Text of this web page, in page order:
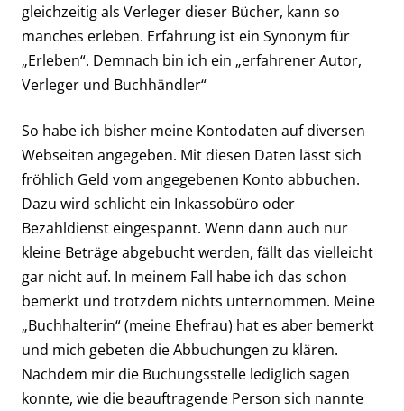
gleichzeitig als Verleger dieser Bücher, kann so
manches erleben. Erfahrung ist ein Synonym für
„Erleben“. Demnach bin ich ein „erfahrener Autor,
Verleger und Buchhändler“
So habe ich bisher meine Kontodaten auf diversen
Webseiten angegeben. Mit diesen Daten lässt sich
fröhlich Geld vom angegebenen Konto abbuchen.
Dazu wird schlicht ein Inkassobüro oder
Bezahldienst eingespannt. Wenn dann auch nur
kleine Beträge abgebucht werden, fällt das vielleicht
gar nicht auf. In meinem Fall habe ich das schon
bemerkt und trotzdem nichts unternommen. Meine
„Buchhalterin“ (meine Ehefrau) hat es aber bemerkt
und mich gebeten die Abbuchungen zu klären.
Nachdem mir die Buchungsstelle lediglich sagen
konnte, wie die beauftragende Person sich nannte